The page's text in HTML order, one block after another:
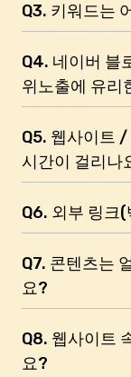
Q3. 키워드는
Q4. 네이버 블
위노출에 유리
Q5. 웹사이트
시간이 걸리나
Q6. 외부 링크
Q7. 콘텐츠는
요?
Q8. 웹사이트
요?